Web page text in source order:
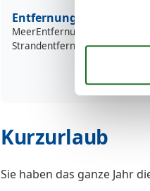
Entfernung
MeerEntfernung
Strandentfernung
Kurzurlaub
Sie haben das ganze Jahr